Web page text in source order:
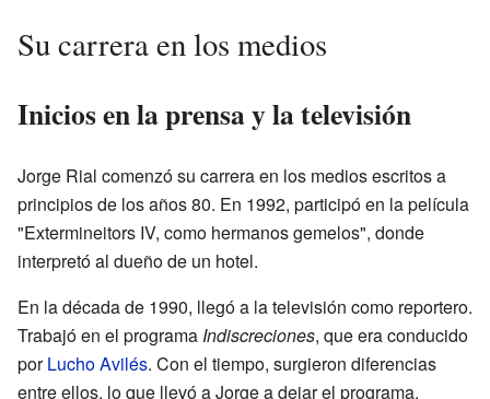
Su carrera en los medios
Inicios en la prensa y la televisión
Jorge Rial comenzó su carrera en los medios escritos a
principios de los años 80. En 1992, participó en la película
"Extermineitors IV, como hermanos gemelos", donde
interpretó al dueño de un hotel.
En la década de 1990, llegó a la televisión como reportero.
Trabajó en el programa Indiscreciones, que era conducido
porLucho Avilés. Con el tiempo, surgieron diferencias
entre ellos, lo que llevó a Jorge a dejar el programa.